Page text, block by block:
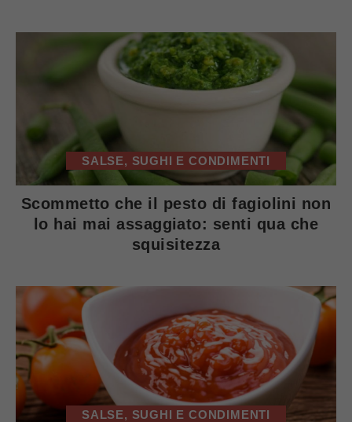
SALSE, SUGHI E CONDIMENTI
Scommetto che il pesto di fagiolini non
lo hai mai assaggiato: senti qua che
squisitezza
SALSE, SUGHI E CONDIMENTI